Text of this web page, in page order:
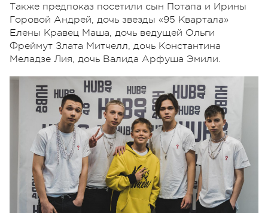
Также предпоказ посетили сын Потапа и Ирины
Горовой Андрей, дочь звезды «95 Квартала»
Елены Кравец Маша, дочь ведущей Ольги
Фреймут Злата Митчелл, дочь Константина
Меладзе Лия, дочь Валида Арфуша Эмили.